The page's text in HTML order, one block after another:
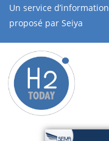
Un service d’information
proposé par Seiya